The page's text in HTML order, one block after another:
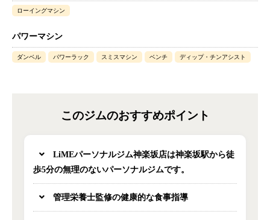
ローイングマシン
パワーマシン
ダンベル パワーラック スミスマシン ベンチ ディップ・チンアシスト
このジムのおすすめポイント
LiMEパーソナルジム神楽坂店は神楽坂駅から徒
歩5分の無理のないパーソナルジムです。
管理栄養士監修の健康的な食事指導